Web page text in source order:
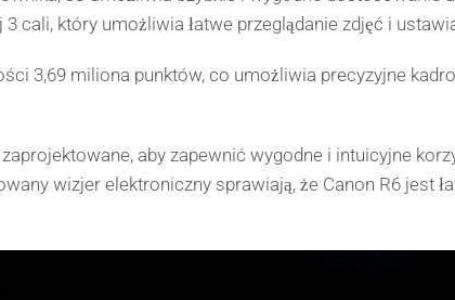
cali, który umożliwia łatwe przeglądanie zdjęć i
3,69 miliona punktów, co umożliwia precyzyjne
aby zapewnić wygodne i intuicyjne
wizjer elektroniczny sprawiają, że Canon R6 jest